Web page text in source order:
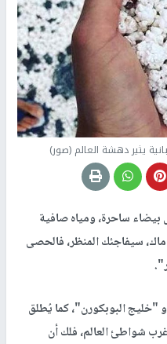
يثير دهشة العالم (صور)
ساحرة، ومياه صافية
سيفاجئك المنظر، فالحصى
"خليج البوبكورن"، كما يُطلق
شواطئ العالم، فلك أن